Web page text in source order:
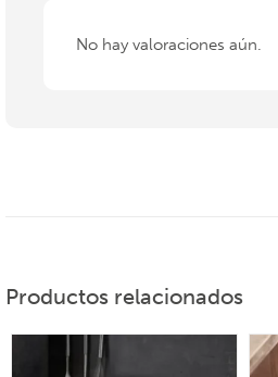
No hay valoraciones aún.
Productos relacionados